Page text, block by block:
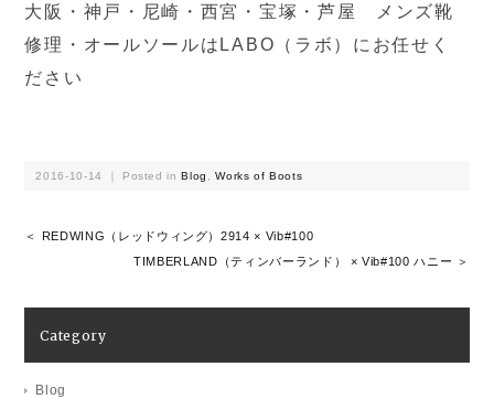
大阪・神戸・尼崎・西宮・宝塚・芦屋 メンズ靴
修理・オールソールはLABO（ラボ）にお任せく
ださい
2016-10-14 ｜ Posted inBlog ,Works of Boots
＜ REDWING（レッドウィング）2914 × Vib#100
TIMBERLAND（ティンバーランド） × Vib#100 ハニー ＞
Category
Blog